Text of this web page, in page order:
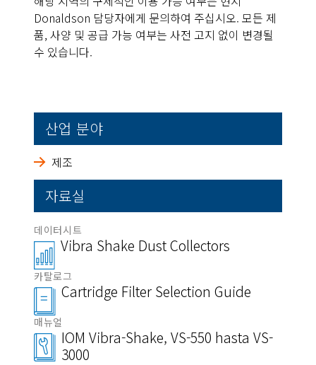
Donaldson 담당자에게 문의하여 주십시오. 모든 제
품, 사양 및 공급 가능 여부는 사전 고지 없이 변경될
수 있습니다.
산업 분야
제조
자료실
데이터시트
Vibra Shake Dust Collectors
카탈로그
Cartridge Filter Selection Guide
매뉴얼
IOM Vibra-Shake, VS-550 hasta VS-
3000